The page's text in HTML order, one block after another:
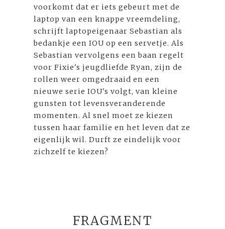
voorkomt dat er iets gebeurt met de
laptop van een knappe vreemdeling,
schrijft laptopeigenaar Sebastian als
bedankje een IOU op een servetje. Als
Sebastian vervolgens een baan regelt
voor Fixie's jeugdliefde Ryan, zijn de
rollen weer omgedraaid en een
nieuwe serie IOU's volgt, van kleine
gunsten tot levensveranderende
momenten. Al snel moet ze kiezen
tussen haar familie en het leven dat ze
eigenlijk wil. Durft ze eindelijk voor
zichzelf te kiezen?
FRAGMENT